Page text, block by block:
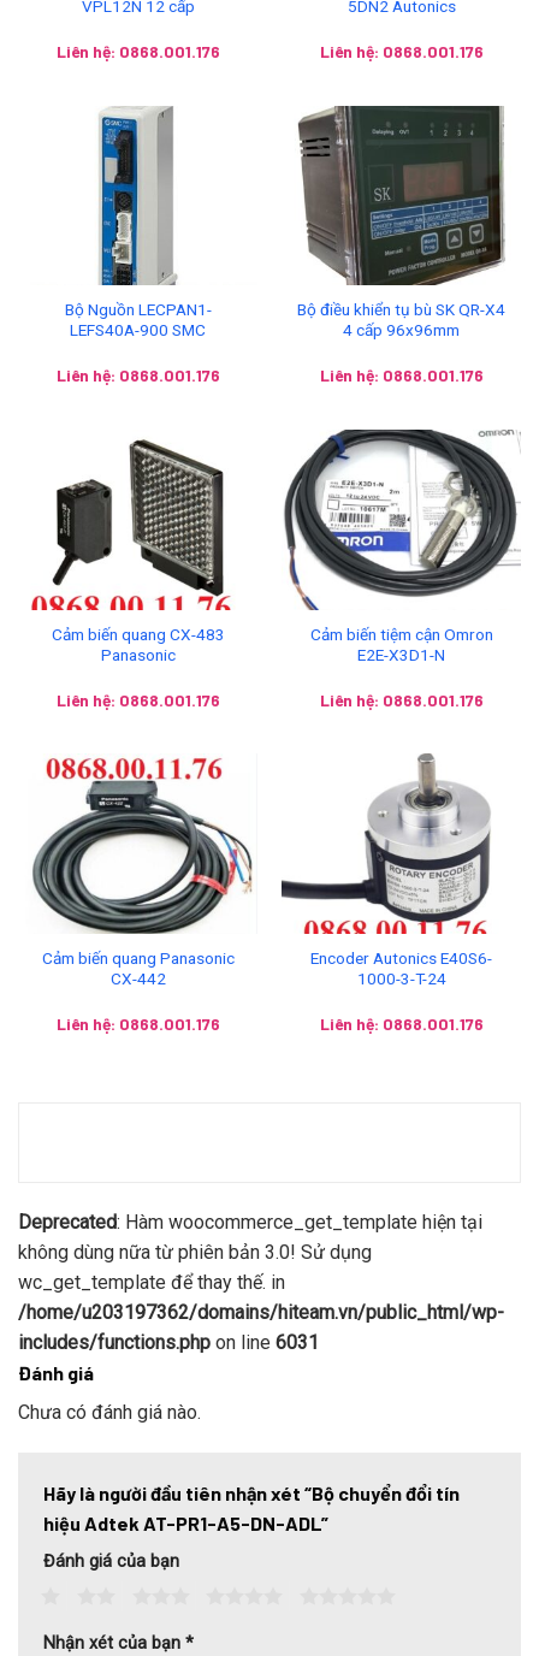
VPL12N 12 cấp
Liên hệ: 0868.001.176
5DN2 Autonics
Liên hệ: 0868.001.176
Bộ Nguồn LECPAN1-
LEFS40A-900 SMC
Liên hệ: 0868.001.176
Bộ điều khiển tụ bù SK QR-X4
4 cấp 96x96mm
Liên hệ: 0868.001.176
Cảm biến quang CX-483
Panasonic
Liên hệ: 0868.001.176
Cảm biến tiệm cận Omron
E2E-X3D1-N
Liên hệ: 0868.001.176
Cảm biến quang Panasonic
CX-442
Liên hệ: 0868.001.176
Encoder Autonics E40S6-
1000-3-T-24
Liên hệ: 0868.001.176
Deprecated: Hàm woocommerce_get_template hiện tại
không dùng nữa từ phiên bản 3.0! Sử dụng
wc_get_template để thay thế. in
/home/u203197362/domains/hiteam.vn/public_html/wp-
includes/functions.php on line 6031
Đánh giá
Chưa có đánh giá nào.
Hãy là người đầu tiên nhận xét “Bộ chuyển đổi tín
hiệu Adtek AT-PR1-A5-DN-ADL”
Đánh giá của bạn
Nhận xét của bạn *